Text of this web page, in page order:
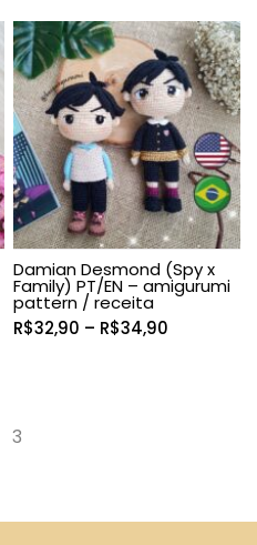
preço:
R$14,90
através
R$16,90
Damian Desmond (Spy x
Family) PT/EN – amigurumi
pattern / receita
R$32,90 – R$34,90
3